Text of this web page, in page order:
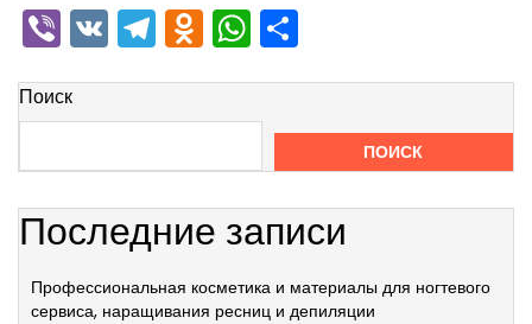
Viber
VKTelegram
Odnoklassniki
WhatsApp
Поиск
ПОИСК
Последние записи
Профессиональная косметика и материалы для ногтевого
сервиса, наращивания ресниц и депиляции